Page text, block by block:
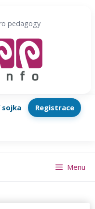
pedagogy
sojka
Registrace
Menu